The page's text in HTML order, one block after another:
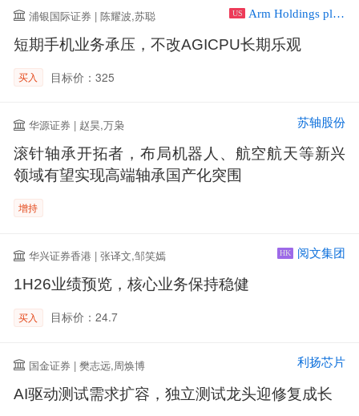
浦银国际证券 | 陈耀波,苏聪 US Arm Holdings plc ADR
短期手机业务承压，不改AGICPU长期乐观
买入 目标价：325
华源证券 | 赵昊,万枭 苏轴股份
滚针轴承开拓者，布局机器人、航空航天等新兴
领域有望实现高端轴承国产化突围
增持
华兴证券香港 | 张译文,邹笑嫣 HK 阅文集团
1H26业绩预览，核心业务保持稳健
买入 目标价：24.7
国金证券 | 樊志远,周焕博 利扬芯片
AI驱动测试需求扩容，独立测试龙头迎修复成长